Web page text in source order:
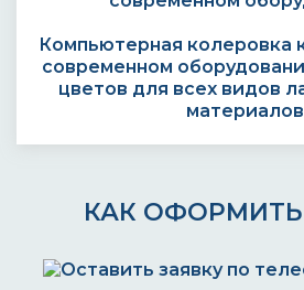
Компьютерная колеровка
современном
цветов для всех видов
КАК ОФОРМИТЬ